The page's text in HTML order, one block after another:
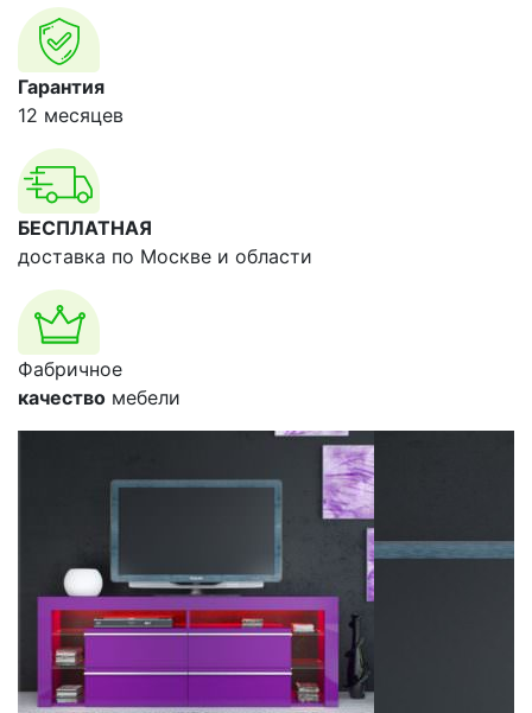
Гарантия
12 месяцев
БЕСПЛАТНАЯ
доставка по Москве и области
Фабричное
качество мебели